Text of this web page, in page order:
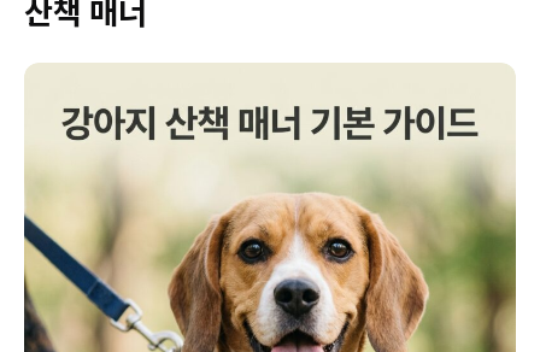
산책 매너